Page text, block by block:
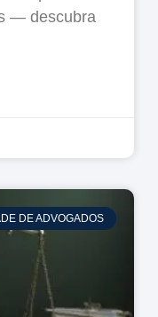
— descubra
DE ADVOGADOS